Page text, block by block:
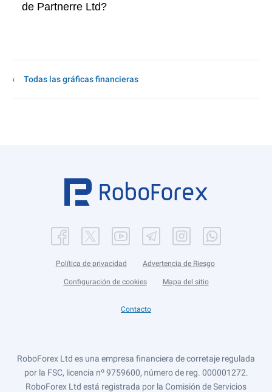
de Partnerre Ltd?
Todas las gráficas financieras
Política de privacidad Advertencia de Riesgo
Configuración de cookies Mapa del sitio
Contacto
RoboForex Ltd es una empresa financiera de corretaje regulada
por la FSC, licencia nº 9759600, número de reg. 000001272.
RoboForex Ltd está registrada por la Comisión de Servicios